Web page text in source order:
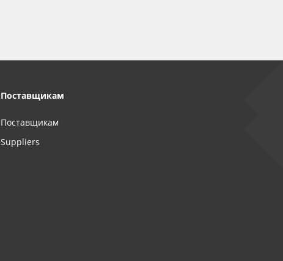
Поставщикам
Поставщикам
Suppliers